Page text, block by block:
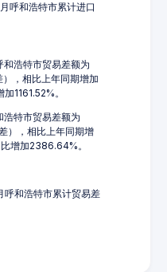
呼和浩特市累计进口
浩特市贸易差额为
，相比上年同期增加
1161.52%。
特市贸易差额为
），相比上年同期增
增加2386.64%。
呼和浩特市累计贸易差